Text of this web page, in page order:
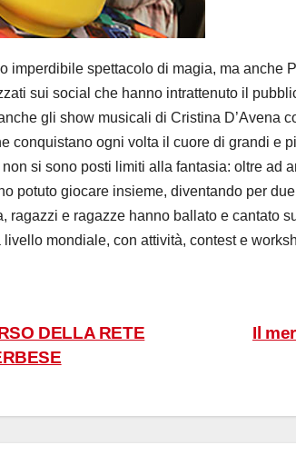
imperdibile spettacolo di magia, ma anche
sui social che hanno intrattenuto il
gli show musicali di Cristina D’Avena
conquistano ogni volta il cuore di grandi e
si sono posti limiti alla fantasia: oltre ad
potuto giocare insieme, diventando per
ragazzi e ragazze hanno ballato e cantato
mondiale, con attività, contest e
Il
DELLA RETE